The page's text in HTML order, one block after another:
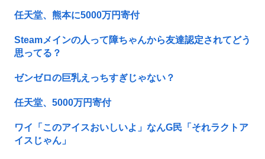
任天堂、熊本に5000万円寄付
Steamメインの人って障ちゃんから友達認定されてどう
思ってる？
ゼンゼロの巨乳えっちすぎじゃない？
任天堂、5000万円寄付
ワイ「このアイスおいしいよ」なんG民「それラクトア
イスじゃん」